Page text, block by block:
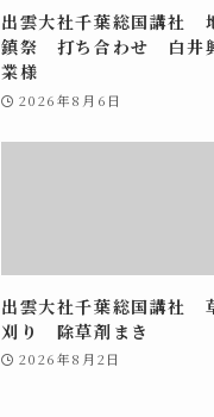
出雲大社千葉総国講社
鎮祭 打ち合わせ 白井
業様
2026年8月6日
出雲大社千葉総国講社
刈り 除草剤まき
2026年8月2日